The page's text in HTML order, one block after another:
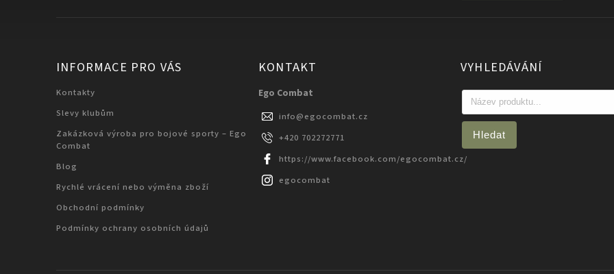
INFORMACE PRO VÁS
Kontakty
Slevy klubům
Zakázková výroba pro bojové sporty – Ego
Combat
Blog
Rychlé vrácení nebo výměna zboží
Obchodní podmínky
Podmínky ochrany osobních údajů
KONTAKT
Ego Combat
info@egocombat.cz
+420 702272771
https://www.facebook.com/egocombat.cz/
egocombat
VYHLEDÁVÁNÍ
Hledat